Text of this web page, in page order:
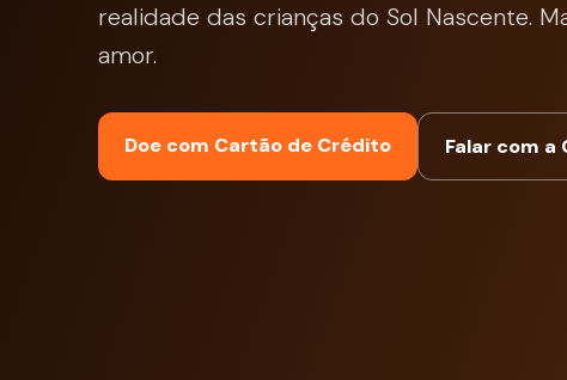
realidade das crianças do Sol Nascente.
amor.
Doe com Cartão de Crédito Falar com a